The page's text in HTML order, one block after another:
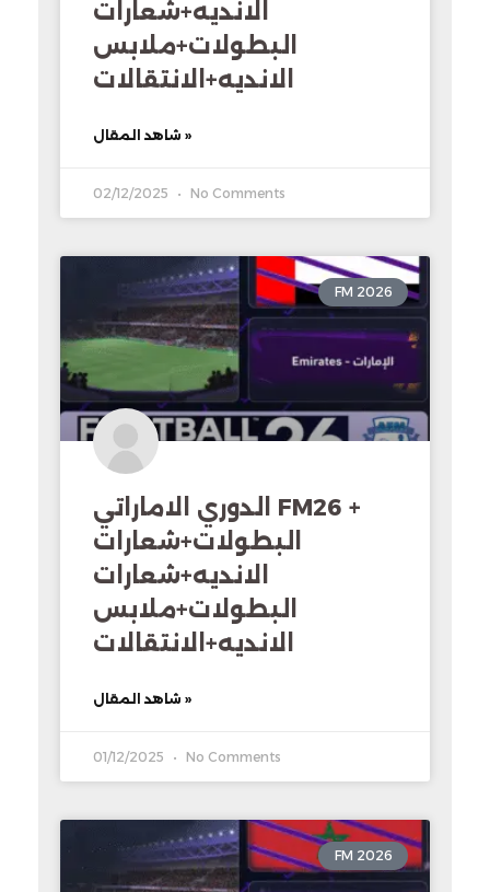
الانديه+شعارات
البطولات+ملابس
الانديه+الانتقالات
شاهد المقال »
02/12/2025 No Comments
FM 2026
الدوري الاماراتي FM26 +
البطولات+شعارات
الانديه+شعارات
البطولات+ملابس
الانديه+الانتقالات
شاهد المقال »
01/12/2025 No Comments
FM 2026